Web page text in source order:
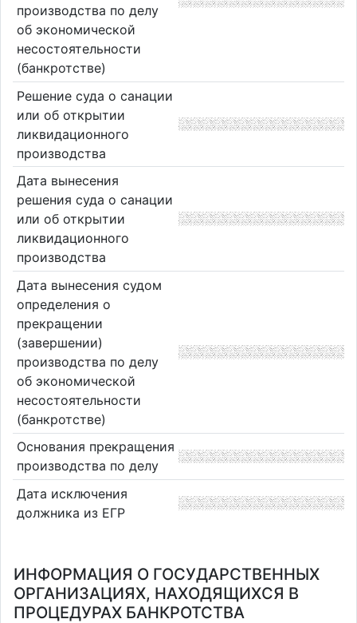
производства по делу
об экономической
несостоятельности
(банкротстве)
Решение суда о санации
или об открытии
ликвидационного
производства
Дата вынесения
решения суда о санации
или об открытии
ликвидационного
производства
Дата вынесения судом
определения о
прекращении
(завершении)
производства по делу
об экономической
несостоятельности
(банкротстве)
Основания прекращения
производства по делу
Дата исключения
должника из ЕГР
ИНФОРМАЦИЯ О ГОСУДАРСТВЕННЫХ
ОРГАНИЗАЦИЯХ, НАХОДЯЩИХСЯ В
ПРОЦЕДУРАХ БАНКРОТСТВА